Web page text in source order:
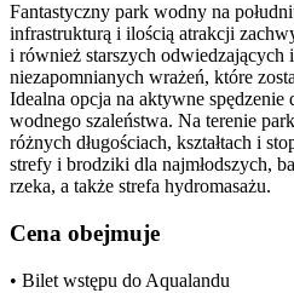
Fantastyczny park wodny na
infrastrukturą i ilością atrakcji
i również starszych odwiedzających
niezapomnianych wrażeń, które
Idealna opcja na aktywne spędzenie
wodnego szaleństwa. Na terenie
różnych długościach, kształtach i
strefy i brodziki dla najmłodszych,
rzeka, a także strefa hydromasażu.
Cena obejmuje
• Bilet wstępu do Aqualandu